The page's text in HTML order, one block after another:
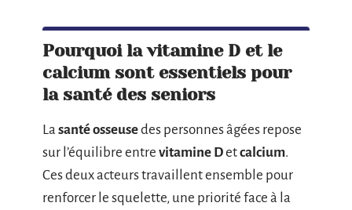
Pourquoi la vitamine D et le
calcium sont essentiels pour
la santé des seniors
La santé osseusedes personnes âgées repose
sur l’équilibre entre vitamine Detcalcium.
Ces deux acteurs travaillent ensemble pour
renforcer le squelette, une priorité face à la